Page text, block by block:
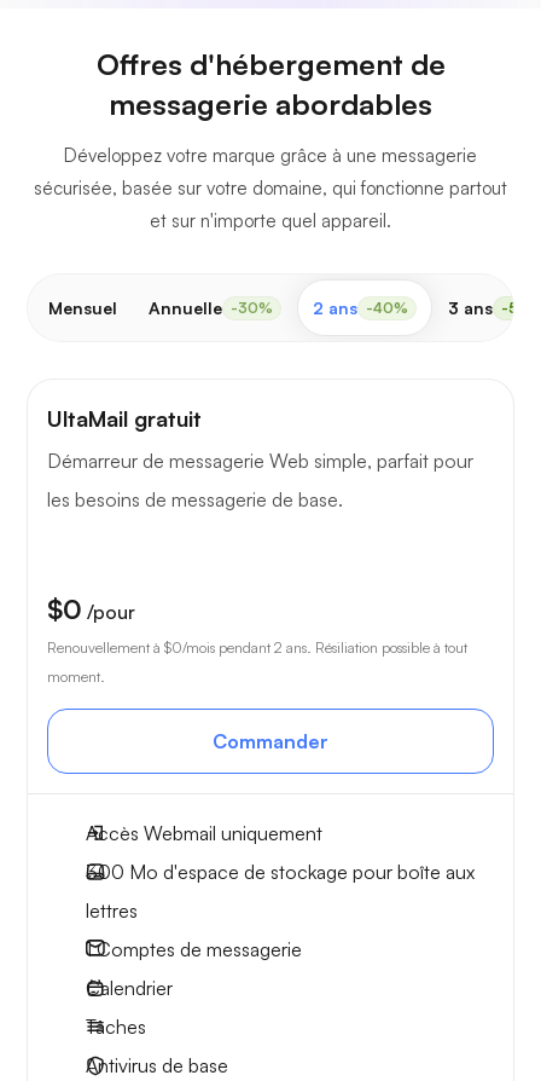
Offres d'hébergement de
messagerie abordables
Développez votre marque grâce à une messagerie
sécurisée, basée sur votre domaine, qui fonctionne partout
et sur n'importe quel appareil.
Mensuel Annuelle -30% 2 ans -40% 3 ans -
UltaMail gratuit
Démarreur de messagerie Web simple, parfait pour
les besoins de messagerie de base.
$0 /pour
Renouvellement à $0/mois pendant 2 ans. Résiliation possible à tout
moment.
Commander
Accès Webmail uniquement
300 Mo d'espace de stockage pour boîte aux
lettres
1 Comptes de messagerie
Calendrier
Tâches
Antivirus de base